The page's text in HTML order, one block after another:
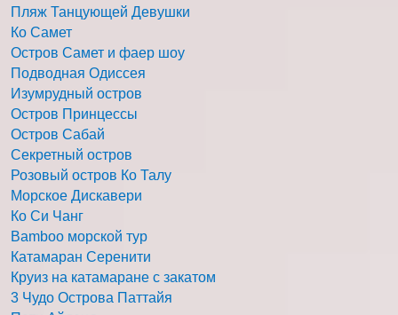
Пляж Танцующей Девушки
Ко Самет
Остров Самет и фаер шоу
Подводная Одиссея
Изумрудный остров
Остров Принцессы
Остров Сабай
Секретный остров
Розовый остров Ко Талу
Морское Дискавери
Ко Си Чанг
Bamboo морской тур
Катамаран Серенити
Круиз на катамаране с закатом
3 Чудо Острова Паттайя